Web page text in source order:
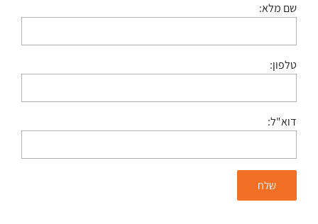
שם מלא:
טלפון:
דוא"ל: